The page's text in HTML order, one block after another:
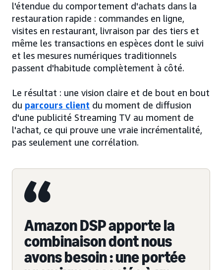
l'étendue du comportement d'achats dans la
restauration rapide : commandes en ligne,
visites en restaurant, livraison par des tiers et
même les transactions en espèces dont le suivi
et les mesures numériques traditionnels
passent d'habitude complètement à côté.
Le résultat : une vision claire et de bout en bout
du parcours client du moment de diffusion
d'une publicité Streaming TV au moment de
l'achat, ce qui prouve une vraie incrémentalité,
pas seulement une corrélation.
Amazon DSP apporte la
combinaison dont nous
avons besoin : une portée